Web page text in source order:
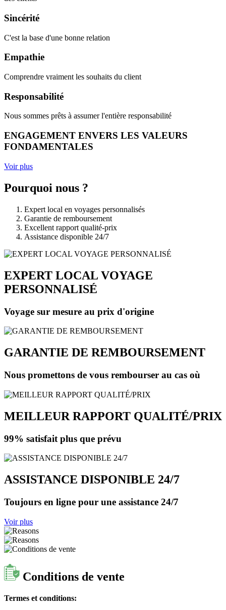
Sincérité
C'est la base d'une bonne relation
Empathie
Comprendre vraiment les souhaits du client
Responsabilité
Nous sommes prêts à assumer l'entière responsabilité
ENGAGEMENT ENVERS LES VALEURS
FONDAMENTALES
Voir plus
Pourquoi nous ?
Expert local en voyages personnalisés
Garantie de remboursement
Excellent rapport qualité-prix
Assistance disponible 24/7
EXPERT LOCAL VOYAGE
PERSONNALISÉ
Voyage sur mesure au prix d'origine
GARANTIE DE REMBOURSEMENT
Nous promettons de vous rembourser au cas où
MEILLEUR RAPPORT QUALITÉ/PRIX
99% satisfait plus que prévu
ASSISTANCE DISPONIBLE 24/7
Toujours en ligne pour une assistance 24/7
Voir plus
Conditions de vente
Termes et conditions: